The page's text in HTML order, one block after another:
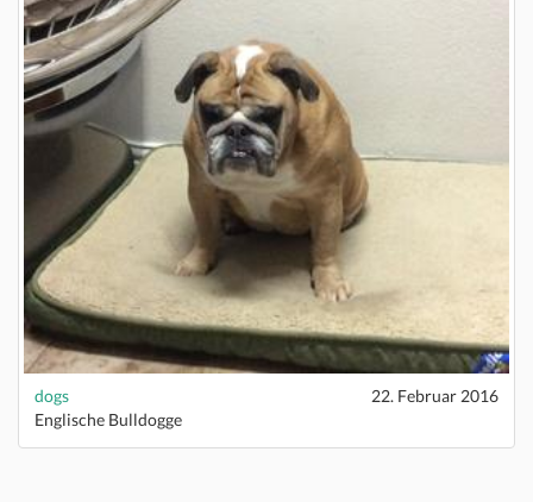
dogs
22. Februar 2016
Englische Bulldogge